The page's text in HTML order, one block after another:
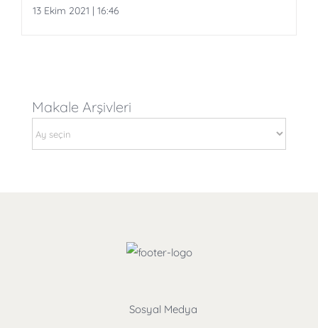
13 Ekim 2021 | 16:46
Makale Arşivleri
Arşivleri